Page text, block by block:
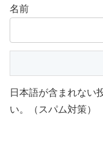
名前
日本語が含まれない
い。（スパム対策）